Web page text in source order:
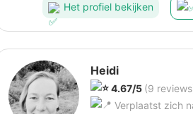
Het profiel bekijken
Heidi
4.67/5 (9
Verplaatst zich